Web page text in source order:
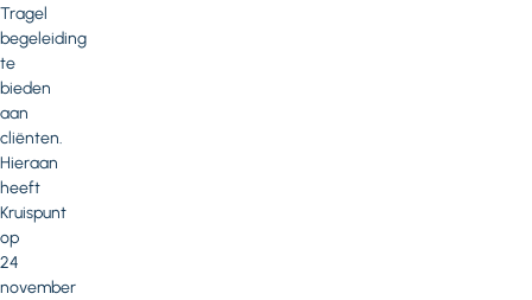
Tragel
begeleiding
te
bieden
aan
cliënten.
Hieraan
heeft
Kruispunt
op
24
november